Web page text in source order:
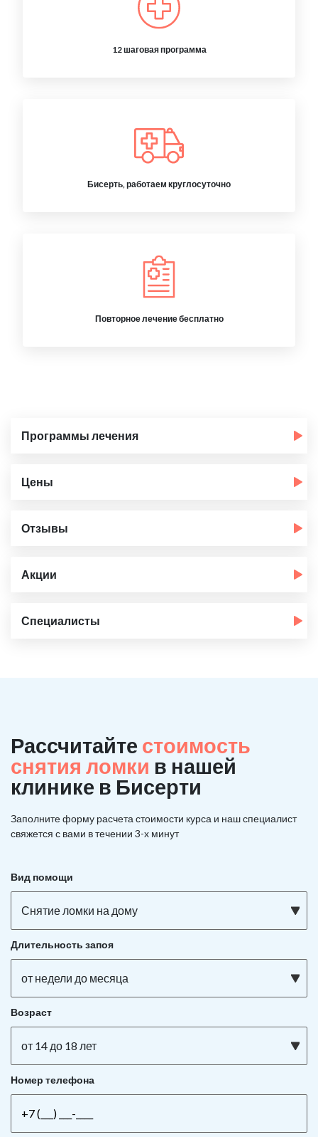
12 шаговая программа
Бисерть, работаем круглосуточно
Повторное лечение бесплатно
Программы лечения
Цены
Отзывы
Акции
Специалисты
Рассчитайте стоимость
снятия ломки в нашей
клинике в Бисерти
Заполните форму расчета стоимости курса и наш специалист
свяжется с вами в течении 3-х минут
Вид помощи
Снятие ломки на дому
Длительность запоя
от недели до месяца
Возраст
от 14 до 18 лет
Номер телефона